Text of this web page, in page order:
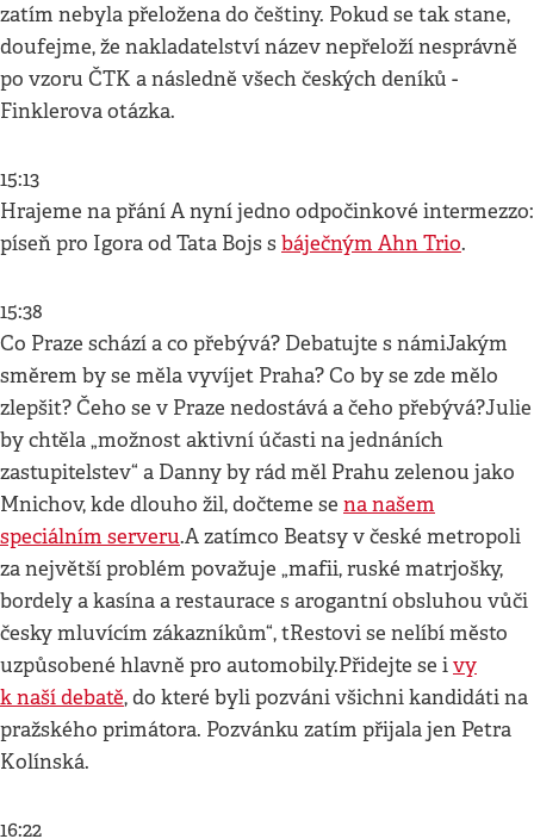
zatím nebyla přeložena do češtiny. Pokud se tak stane,
doufejme, že nakladatelství název nepřeloží nesprávně
po vzoru ČTK a následně všech českých deníků -
Finklerova otázka.
15:13
Hrajeme na přání A nyní jedno odpočinkové intermezzo:
píseň pro Igora od Tata Bojs sbáječným Ahn Trio.
15:38
Co Praze schází a co přebývá? Debatujte s námiJakým
směrem by se měla vyvíjet Praha? Co by se zde mělo
zlepšit? Čeho se v Praze nedostává a čeho přebývá?Julie
by chtěla „možnost aktivní účasti na jednáních
zastupitelstev“ a Danny by rád měl Prahu zelenou jako
Mnichov, kde dlouho žil, dočteme se na našem
speciálním serveru.A zatímco Beatsy v české metropoli
za největší problém považuje „mafii, ruské matrjošky,
bordely a kasína a restaurace s arogantní obsluhou vůči
česky mluvícím zákazníkům“, tRestovi se nelíbí město
uzpůsobené hlavně pro automobily.Přidejte se ivy
k naší debatě, do které byli pozváni všichni kandidáti na
pražského primátora. Pozvánku zatím přijala jen Petra
Kolínská.
16:22